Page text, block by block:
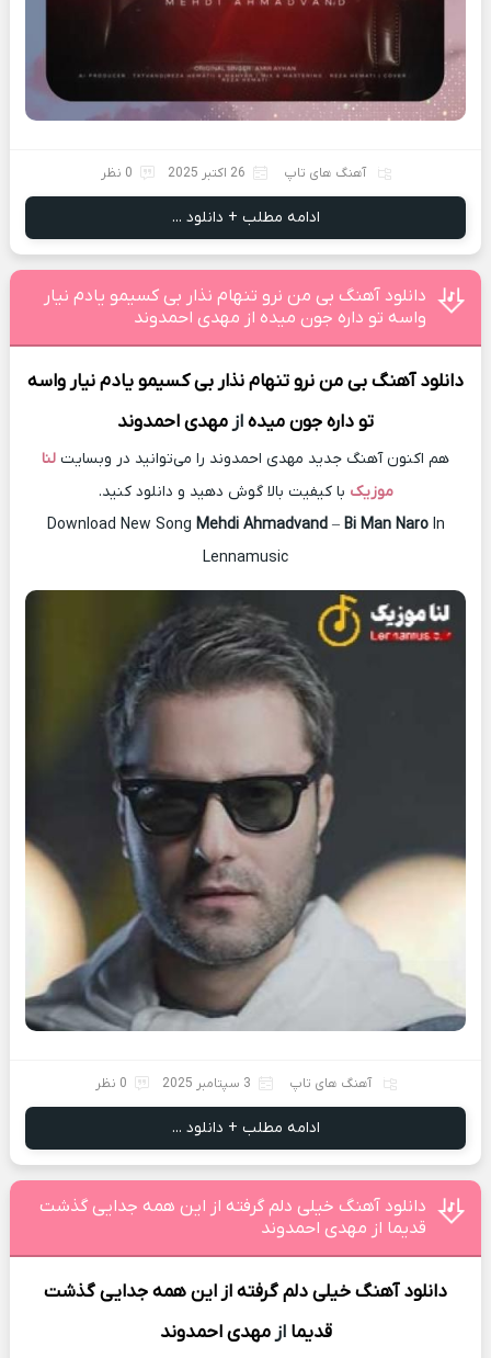
آهنگ های تاپ 26 اکتبر 2025 0 نظر
ادامه مطلب + دانلود ...
دانلود آهنگ بی من نرو تنهام نذار بی کسیمو یادم نیار
واسه تو داره جون میده از مهدی احمدوند
دانلود آهنگبی من نرو تنهام نذار بی کسیمو یادم نیار واسه
تو داره جون میدهازمهدی احمدوند
هم اکنون آهنگ جدید مهدی احمدوند را می‌توانید در وبسایت لنا
موزیک با کیفیت بالا گوش دهید و دانلود کنید.
Download New Song Mehdi Ahmadvand– Bi Man NaroIn
Lennamusic
آهنگ های تاپ 3 سپتامبر 2025 0 نظر
ادامه مطلب + دانلود ...
دانلود آهنگ خیلی دلم گرفته از این همه جدایی گذشت
قدیما از مهدی احمدوند
دانلود آهنگخیلی دلم گرفته از این همه جدایی گذشت
قدیما ازمهدی احمدوند